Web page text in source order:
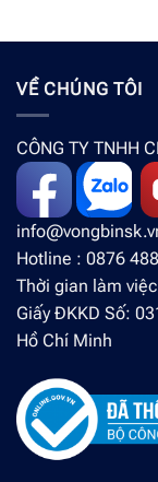
VỀ CHÚNG TÔI
CÔNG TY TNHH
Hotline : 0876
Thời gian làm
Giấy ĐKKD Số:
Hồ Chí Minh